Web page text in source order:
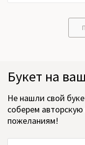
Букет на
Не нашли свой
соберем
пожеланиям!